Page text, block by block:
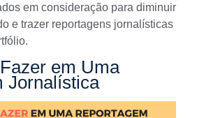
em consideração para diminuir
e trazer reportagens jornalísticas
.
em Uma
Jornalística